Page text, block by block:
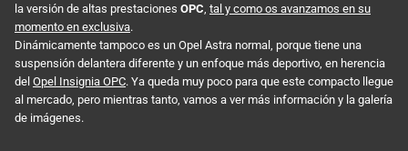
la versión de altas prestaciones OPC tal y como os avanzamos en su
momento en exclusiva.
Dinámicamente tampoco es un Opel Astra normal, porque tiene una
suspensión delantera diferente y un enfoque más deportivo, en herencia
del Opel Insignia OPC. Ya queda muy poco para que este compacto llegue
al mercado, pero mientras tanto, vamos a ver más información y la galería
de imágenes.